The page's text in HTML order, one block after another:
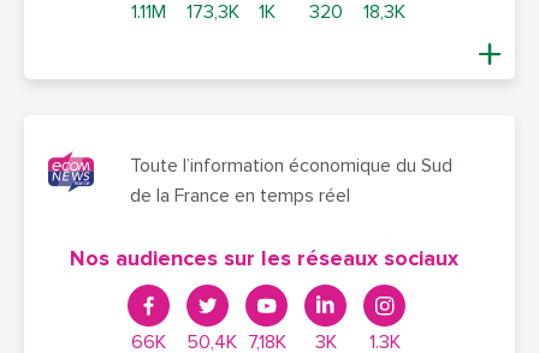
1.11M 173,3K 1K 320 18,3K
Toute l’information économique du Sud
de la France en temps réel
Nos audiences sur les réseaux sociaux
66K 50,4K 7,18K 3K 1.3K